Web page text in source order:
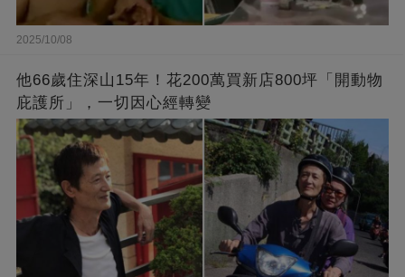
2025/10/08
他66歲住深山15年！花200萬買新店800坪「開動物
庇護所」，一切因心經轉變